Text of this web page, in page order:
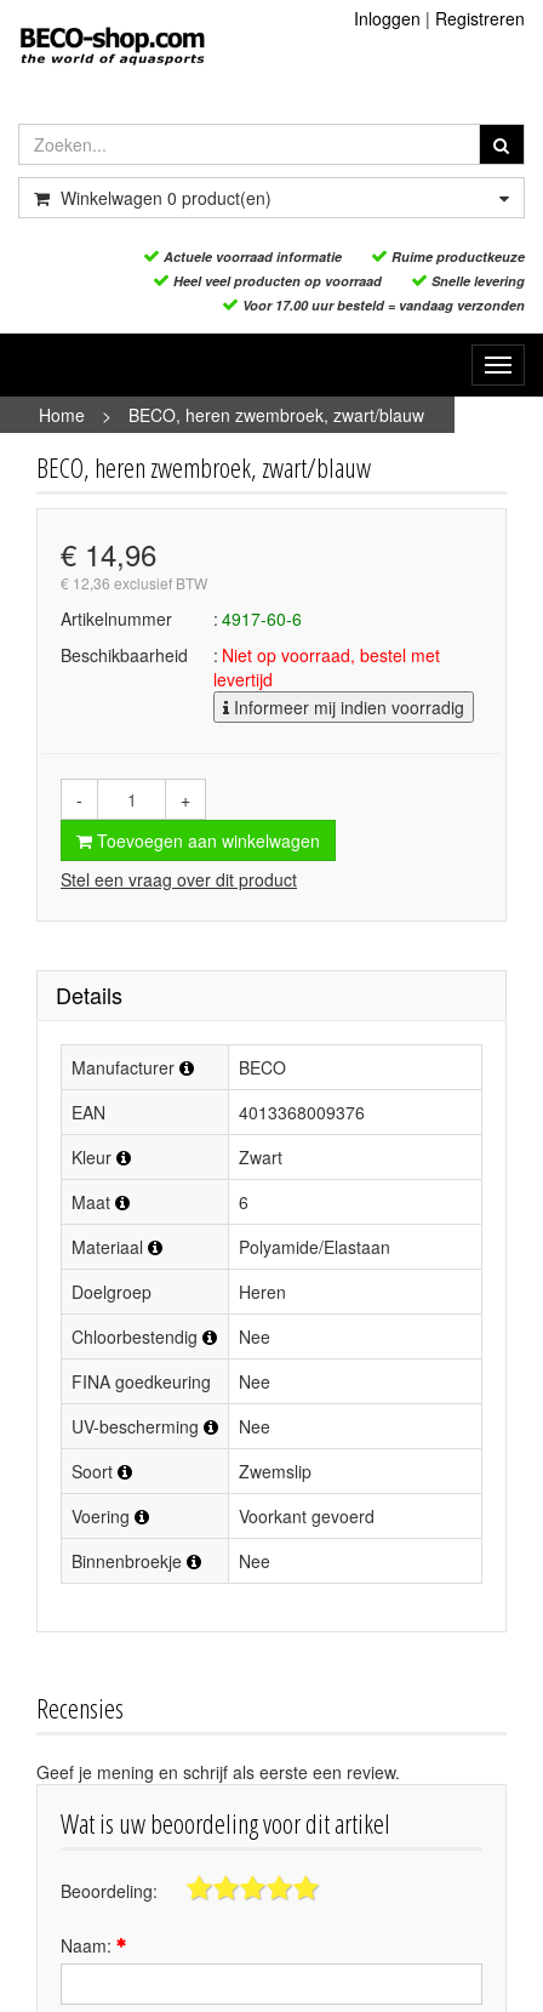
Inloggen | Registreren
Winkelwagen 0 product(en)
Actuele voorraad informatie
Ruime productkeuze
Heel veel producten op voorraad
Snelle levering
Voor 17.00 uur besteld = vandaag verzonden
Home
> BECO, heren zwembroek, zwart/blauw
BECO, heren zwembroek, zwart/blauw
€ 14,96
€ 12,36 exclusief BTW
Artikelnummer
4917-60-6
Beschikbaarheid
Niet op voorraad, bestel met
levertijd
Informeer mij indien voorradig
-
+
Toevoegen aan winkelwagen
Stel een vraag over dit product
Details
Manufacturer
BECO
EAN
4013368009376
Kleur
Zwart
Maat
6
Materiaal
Polyamide/Elastaan
Doelgroep
Heren
Chloorbestendig
Nee
FINA goedkeuring
Nee
UV-bescherming
Nee
Soort
Zwemslip
Voering
Voorkant gevoerd
Binnenbroekje
Nee
Recensies
Geef je mening en schrijf als eerste een review.
Wat is uw beoordeling voor dit artikel
Beoordeling:
Naam: